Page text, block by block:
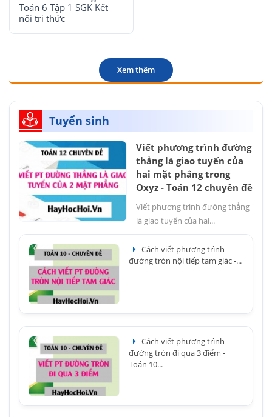
Toán 6 Tập 1 SGK Kết
nối tri thức
Xem thêm
Tuyển sinh
Viết phương trình đường
thẳng là giao tuyến của
hai mặt phẳng trong
Oxyz - Toán 12 chuyên đề
Viết phương trình đường thẳng
là giao tuyến của hai...
Cách viết phương trình
đường tròn nội tiếp tam giác -...
Cách viết phương trình
đường tròn đi qua 3 điểm -
Toán 10...